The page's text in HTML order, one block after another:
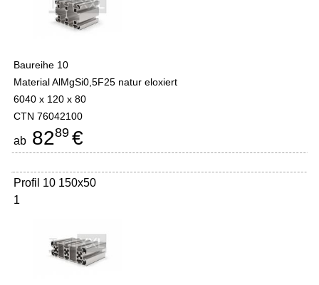
Baureihe 10
Material AlMgSi0,5F25 natur eloxiert
6040 x 120 x 80
CTN 76042100
ab 8289 €
Profil 10 150x50
1